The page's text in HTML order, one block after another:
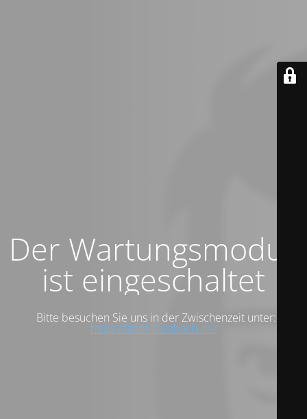
Der Wartungsmodus
ist eingeschaltet
Bitte besuchen Sie uns in der Zwischenzeit unter:
https://stadt-butzbach.de/